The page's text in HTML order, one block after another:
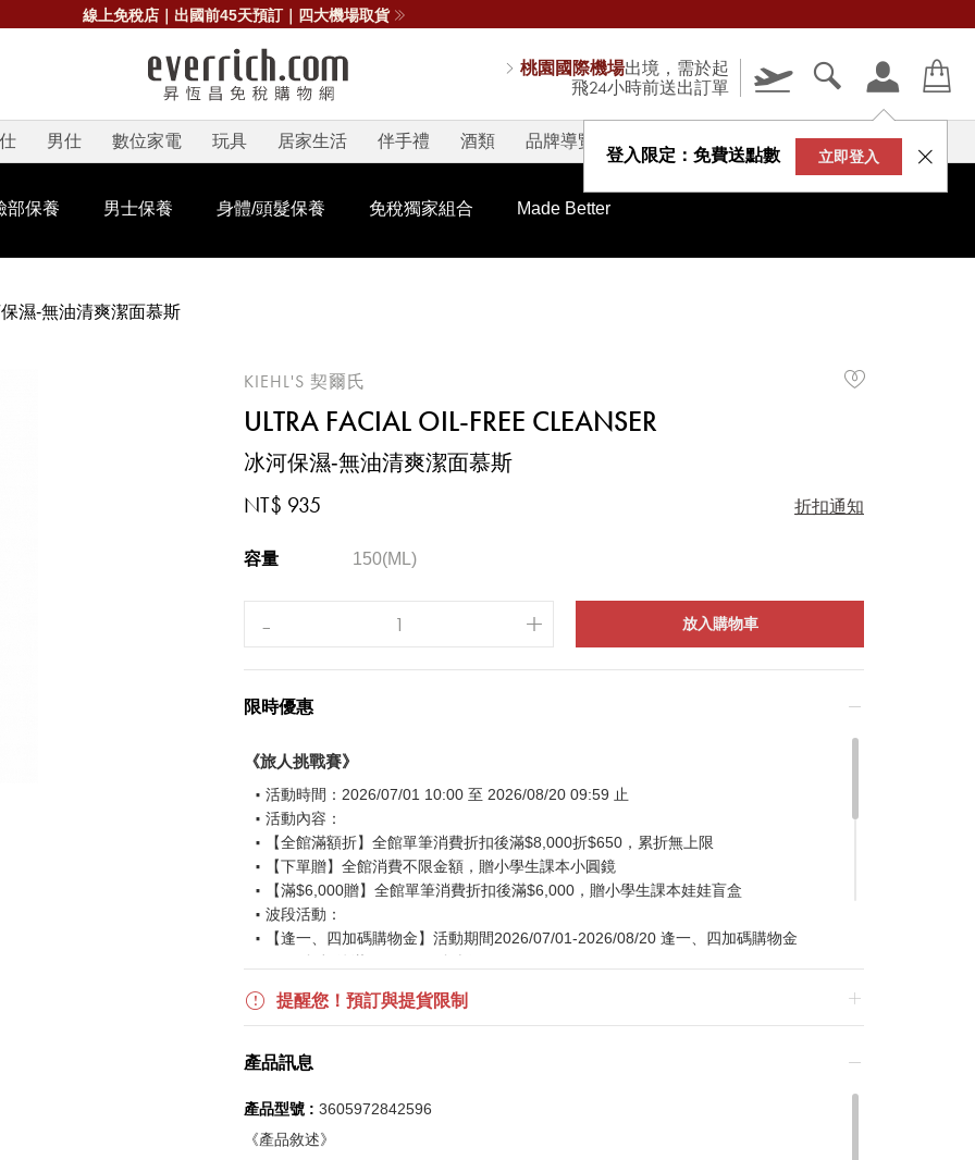
線上免稅店｜出國前45天預訂｜四大機場取貨
桃園國際機場出境，需於起
飛24小時前送出訂單
登入限定：免費送點數 立即登入
男仕 數位家電 玩具 居家生活 伴手禮 酒類 品牌導覽 V-STORY
部保養 男士保養 身體/頭髮保養 免稅獨家組合 Made Better
濕-無油清爽潔面慕斯
KIEHL'S 契爾氏
ULTRA FACIAL OIL-FREE CLEANSER
冰河保濕-無油清爽潔面慕斯
NT$ 935 折扣通知
容量 150(ML)
放入購物車
限時優惠
《旅人挑戰賽》
活動時間：2026/07/01 10:00 至 2026/08/20 09:59 止
活動內容：
【全館滿額折】全館單筆消費折扣後滿$8,000折$650，累折無上限
【下單贈】全館消費不限金額，贈小學生課本小圓鏡
【滿$6,000贈】全館單筆消費折扣後滿$6,000，贈小學生課本娃娃盲盒
波段活動：
【逢一、四加碼購物金】活動期間2026/07/01-2026/08/20 逢一、四加碼購物金
活動詳情請參見
實際折扣金額以系統顯示為準
提醒您！預訂與提貨限制
產品訊息
產品型號 : 3605972842596
《產品敘述》